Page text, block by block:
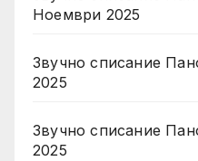
Ноември 2025
Звучно списание
2025
Звучно списание
2025